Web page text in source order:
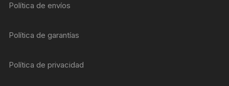
Política de envíos
Política de garantías
Política de privacidad